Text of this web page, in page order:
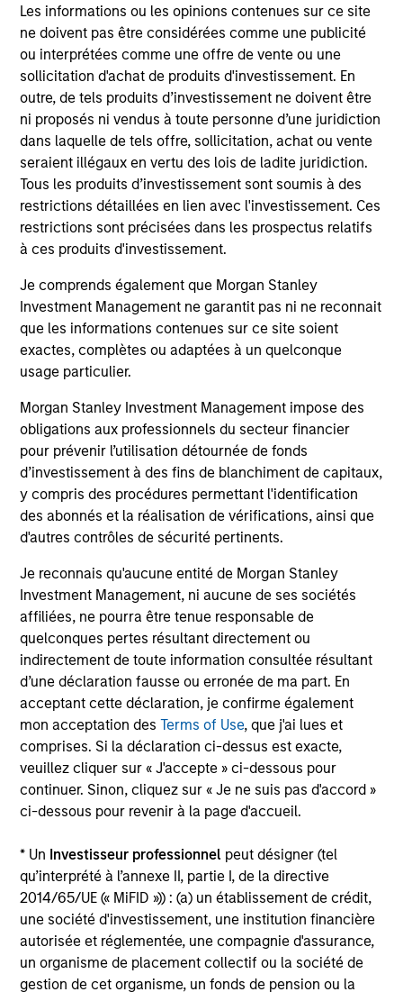
Les informations ou les opinions contenues sur ce site
ne doivent pas être considérées comme une publicité
ou interprétées comme une offre de vente ou une
sollicitation d'achat de produits d'investissement. En
outre, de tels produits d’investissement ne doivent être
ni proposés ni vendus à toute personne d’une juridiction
dans laquelle de tels offre, sollicitation, achat ou vente
seraient illégaux en vertu des lois de ladite juridiction.
Tous les produits d’investissement sont soumis à des
restrictions détaillées en lien avec l'investissement. Ces
restrictions sont précisées dans les prospectus relatifs
à ces produits d'investissement.
Je comprends également que Morgan Stanley
Investment Management ne garantit pas ni ne reconnait
que les informations contenues sur ce site soient
exactes, complètes ou adaptées à un quelconque
usage particulier.
Morgan Stanley Investment Management impose des
obligations aux professionnels du secteur financier
pour prévenir l’utilisation détournée de fonds
d’investissement à des fins de blanchiment de capitaux,
y compris des procédures permettant l'identification
des abonnés et la réalisation de vérifications, ainsi que
d'autres contrôles de sécurité pertinents.
Je reconnais qu'aucune entité de Morgan Stanley
Investment Management, ni aucune de ses sociétés
affiliées, ne pourra être tenue responsable de
quelconques pertes résultant directement ou
indirectement de toute information consultée résultant
d’une déclaration fausse ou erronée de ma part. En
acceptant cette déclaration, je confirme également
mon acceptation desTerms of Use, que j'ai lues et
comprises. Si la déclaration ci-dessus est exacte,
veuillez cliquer sur « J'accepte » ci-dessous pour
continuer. Sinon, cliquez sur « Je ne suis pas d'accord »
ci-dessous pour revenir à la page d'accueil.
* Un Investisseur professionnel peut désigner (tel
qu’interprété à l’annexe II, partie I, de la directive
2014/65/UE (« MiFID »)) : (a) un établissement de crédit,
une société d'investissement, une institution financière
autorisée et réglementée, une compagnie d'assurance,
un organisme de placement collectif ou la société de
gestion de cet organisme, un fonds de pension ou la
CROSS-DISCIPLINARY THINKING AND
RESEARCH INTO EMERGING THEMES
Their generalist approach and disruptive change
research are unique in an industry that leans toward
specialization. They promote cross-disciplinary thinking
where investors follow areas with distinctly different
business models.
3
CULTURE
Counterpoint Global has a distinctive culture that
encourages innovation, evolution and continued learning.
4
EXPERIENCED AND STABLE TEAM
The team has been managing money since 1998. They
have a long-term investment horizon that promotes
perspective and insight.
Investment Approach
Counterpoint Global believes that it may achieve value-
added investment results more consistently through
bottom-up analysis and qualitative judgment rather than
through top-down forecasting. Additionally, the team
holds that optimal stock selection is primarily a function
of making long-term investments in companies with:
inherent sustainable competitive advantages (such as a
patent portfolio, a network or community effect, etc.);
high rates of return; and strong free-cash-flow yield
three to five years in the future. These characteristics, in
the team’s view, provide the potential for consistent long-
term growth and competitive returns.
The team believes that the development of insights is
valuable to the investment process, and guiding